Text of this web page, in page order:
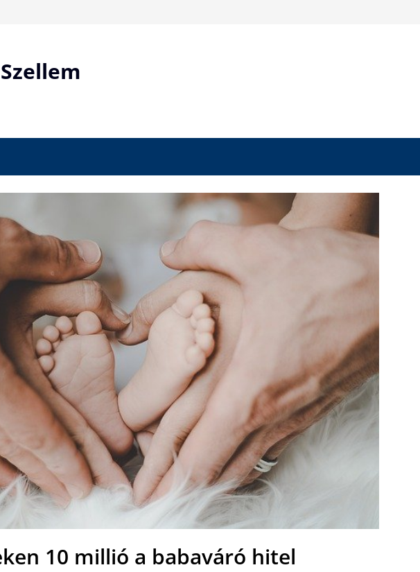
10 millió a babaváró hitel